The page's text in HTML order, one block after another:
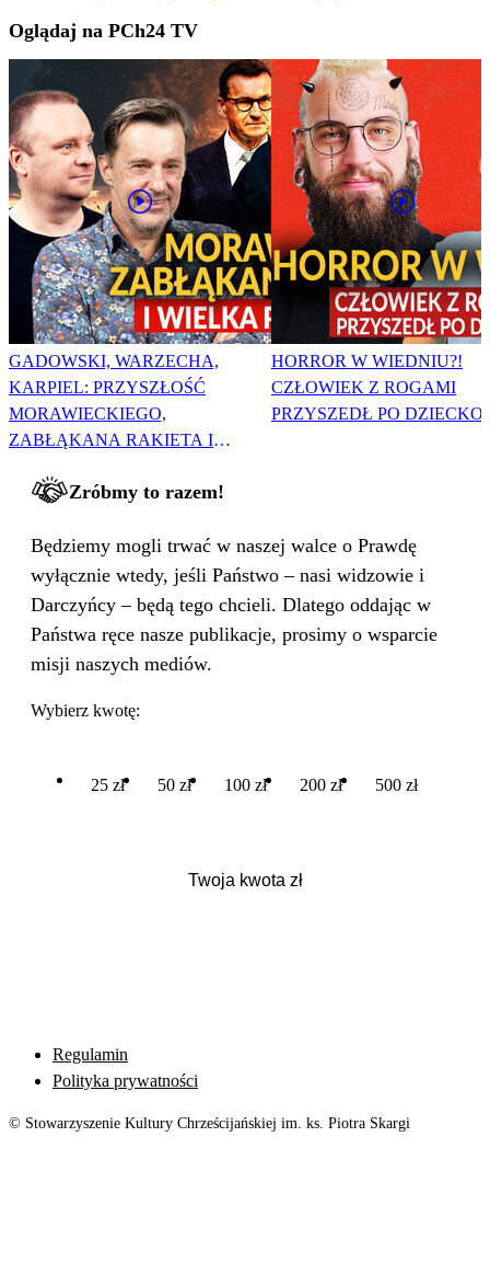
Oglądaj na PCh24 TV
GADOWSKI, WARZECHA,
KARPIEL: PRZYSZŁOŚĆ
MORAWIECKIEGO,
ZABŁĄKANA RAKIETA I
HORROR W WIEDNIU?!
CZŁOWIEK Z ROGAMI
PRZYSZEDŁ PO DZIECKO
Zróbmy to razem!
Będziemy mogli trwać w naszej walce o Prawdę
wyłącznie wtedy, jeśli Państwo – nasi widzowie i
Darczyńcy – będą tego chcieli. Dlatego oddając w
Państwa ręce nasze publikacje, prosimy o wsparcie
misji naszych mediów.
Wybierz kwotę:
25 zł 50 zł 100 zł 200 zł 500 zł
Regulamin
Polityka prywatności
© Stowarzyszenie Kultury Chrześcijańskiej im. ks. Piotra Skargi